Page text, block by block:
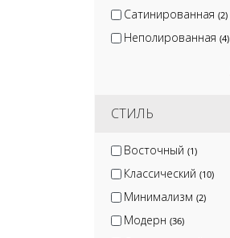
Сатинированная (2)
Неполированная (4)
СТИЛЬ
Восточный (1)
Классический (10)
Минимализм (2)
Модерн (36)